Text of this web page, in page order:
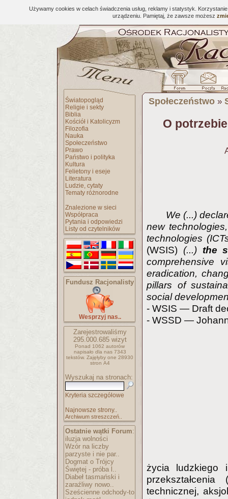
Używamy cookies w celach świadczenia usług, reklamy i statystyk.
urządzeniu. Pamiętaj, że zawsze możesz
Światopogląd
Religie i sekty
Biblia
Kościół i Katolicyzm
Filozofia
Nauka
Społeczeństwo
Prawo
Państwo i polityka
Kultura
Felietony i eseje
Literatura
Ludzie, cytaty
Tematy różnorodne
Znalezione w sieci
Współpraca
Pytania i odpowiedzi
Listy od czytelników
Fundusz Racjonalisty
Wesprzyj nas..
Zarejestrowaliśmy
295.000.685wizyt
Ponad 1062 autorów
napisało dla nas 7343
tekstów. Zajęłyby one 28930
stron A4
Wyszukaj na stronach:
Kryteria szczegółowe
Najnowsze strony..
Archiwum streszczeń..
Ostatnie wątki Forum:
iluzja wolności
Wzór na liczby
parzyste i nie par..
Dogmat o Trójcy
Świętej - próba l..
Diabeł tasmański i
zaraźliwy nowo..
Sześcienne odchody-to
Społeczeństwo »
O
We (...)
new
technologies
(WSIS) (...) the
comprehensive
eradication,
pillars of
social
- WSIS — Draft
- WSSD —
życia ludzkiego
technicznej,